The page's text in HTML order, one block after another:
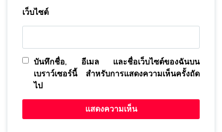
เว็บไซต์
บันทึกชื่อ, อีเมล และชื่อเว็บไซต์ของฉันบน
เบราว์เซอร์นี้ สำหรับการแสดงความเห็นครั้งถัด
ไป